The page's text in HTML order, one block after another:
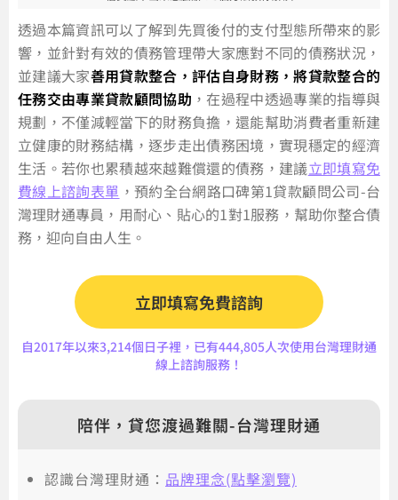
透過本篇資訊可以了解到先買後付的支付型態所帶來的影
響，並針對有效的債務管理帶大家應對不同的債務狀況，
並建議大家善用貸款整合，評估自身財務，將貸款整合的
任務交由專業貸款顧問協助 ，在過程中透過專業的指導與
規劃，不僅減輕當下的財務負擔，還能幫助消費者重新建
立健康的財務結構，逐步走出債務困境，實現穩定的經濟
生活。若你也累積越來越難償還的債務，建議立即填寫免
費線上諮詢表單 ，預約全台網路口碑第1貸款顧問公司-台
灣理財通專員，用耐心、貼心的1對1服務，幫助你整合債
務，迎向自由人生。
立即填寫免費諮詢
自2017年以來3,214個日子裡，已有444,805人次使用台灣理財通
線上諮詢服務！
陪伴，貸您渡過難關-台灣理財通
認識台灣理財通： 品牌理念(點擊瀏覽)